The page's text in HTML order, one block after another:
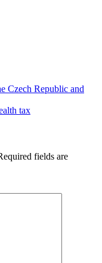
Czech Republic and
tax
fields are